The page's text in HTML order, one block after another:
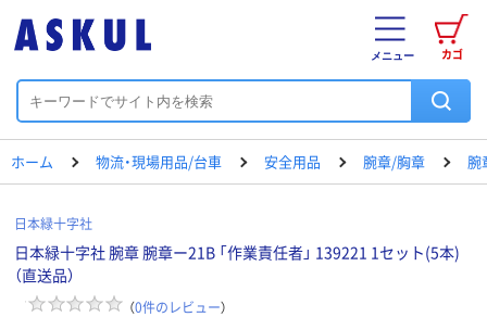
カゴ
メニュー
ホーム 物流・現場用品/台車 安全用品 腕章/胸章 腕
日本緑十字社
日本緑十字社 腕章 腕章ー21B 「作業責任者」 139221 1セット(5本)
（直送品）
（0件のレビュー）